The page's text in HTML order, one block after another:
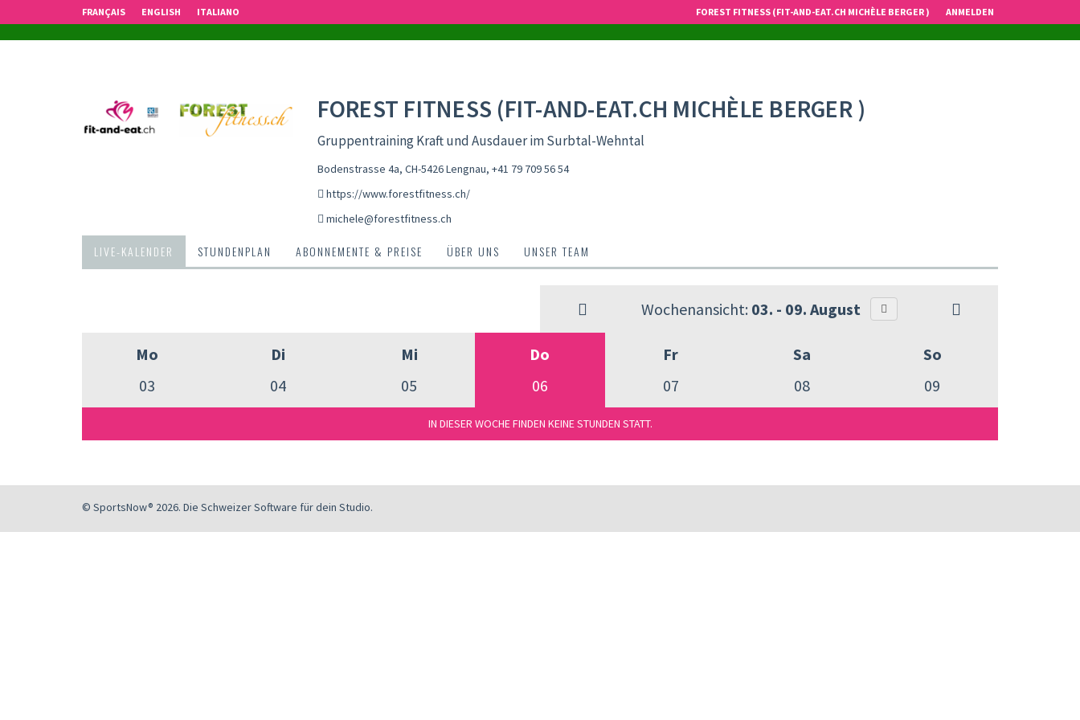
FRANÇAIS ENGLISH ITALIANO FOREST FITNESS (FIT-AND-EAT.CH MICHÈLE BERGER ) ANMELDEN
FOREST FITNESS (FIT-AND-EAT.CH MICHÈLE BERGER )
Gruppentraining Kraft und Ausdauer im Surbtal-Wehntal
Bodenstrasse 4a, CH-5426 Lengnau, +41 79 709 56 54
https://www.forestfitness.ch/
michele@forestfitness.ch
LIVE-KALENDER STUNDENPLAN ABONNEMENTE & PREISE ÜBER UNS UNSER TEAM
Wochenansicht: 03. - 09. August
Mo
03
Di
04
Mi
05
Do
06
Fr
07
Sa
08
So
09
IN DIESER WOCHE FINDEN KEINE STUNDEN STATT.
© SportsNow® 2026. Die Schweizer Software für dein Studio.